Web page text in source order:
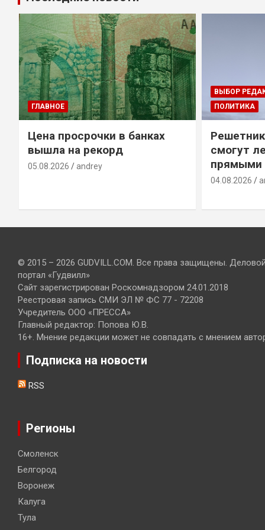
ГЛАВНОЕ
Цена просрочки в банках
вышла на рекорд
05.08.2026 andrey
ВЫБОР
ПОЛИТИКА
смогут
прямыми
04.08.2026
© 2015 – 2026 GUDVILL.COM. Все права защищены.
портал «Гудвилл»
Сайт зарегистрирован Роскомнадзором 24.01.2018
Реестровая запись СМИ ЭЛ № ФС 77 - 72208
Учредитель ООО «ПРЕССА»
Главный редактор: Попова Ю.В.
16+. Мнение редакции может не совпадать с мнением
Подписка на новости
RSS
Регионы
Смоленск
Белгород
Воронеж
Калуга
Тула